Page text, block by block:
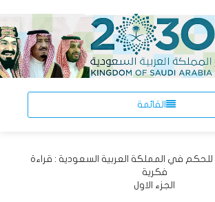
القائمة
للحكم في المملكة العربية السعودية : قراءة
فكرية
الجزء الاول